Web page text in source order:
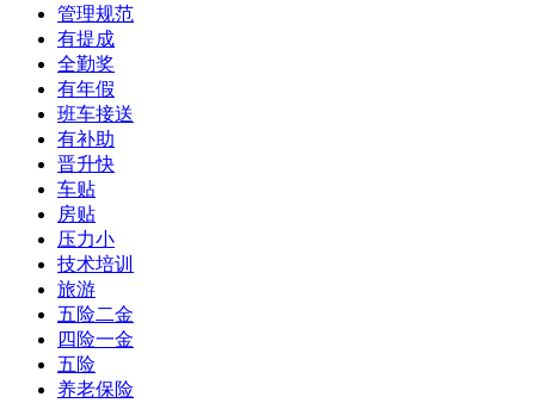
管理规范
有提成
全勤奖
有年假
班车接送
有补助
晋升快
车贴
房贴
压力小
技术培训
旅游
五险二金
四险一金
五险
养老保险